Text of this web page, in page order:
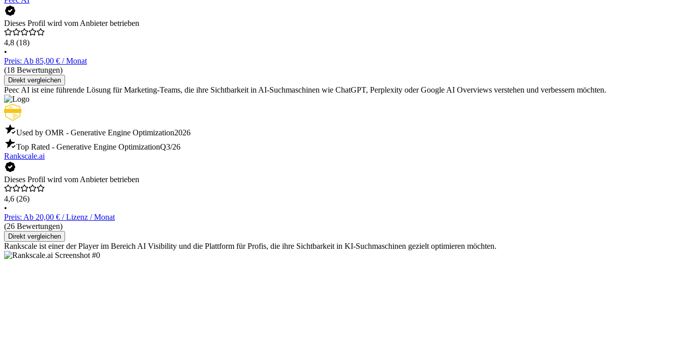
Dieses Profil wird vom Anbieter betrieben
4,8 (18)
•
Preis: Ab 85,00 € / Monat
(18 Bewertungen)
Direkt vergleichen
Peec AI ist eine führende Lösung für Marketing-Teams, die ihre Sichtbarkeit in AI-Suchmaschinen wie ChatGPT, Perplexity oder Google AI Overviews verstehen und verbessern möchten.
Used by OMR - Generative Engine Optimization2026
Top Rated - Generative Engine OptimizationQ3/26
Rankscale.ai
Dieses Profil wird vom Anbieter betrieben
4,6 (26)
•
Preis: Ab 20,00 € / Lizenz / Monat
(26 Bewertungen)
Direkt vergleichen
Rankscale ist einer der Player im Bereich AI Visibility und die Plattform für Profis, die ihre Sichtbarkeit in KI-Suchmaschinen gezielt optimieren möchten.